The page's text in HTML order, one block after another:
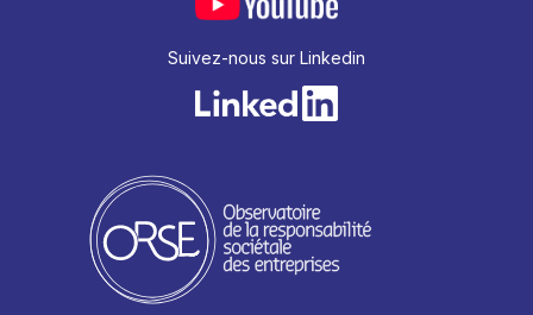
Suivez-nous sur Linkedin